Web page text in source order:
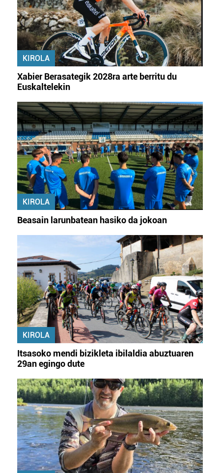
KIROLA
Xabier Berasategik 2028ra arte berritu du
Euskaltelekin
KIROLA
Beasain larunbatean hasiko da jokoan
KIROLA
Itsasoko mendi bizikleta ibilaldia abuztuaren
29an egingo dute